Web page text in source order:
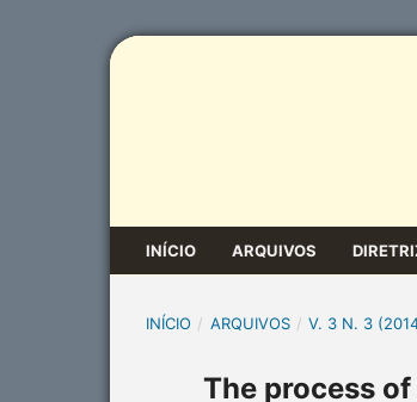
INÍCIO ARQUIVOS
INÍCIO / ARQUIVOS / V. 3 N. 3
The process